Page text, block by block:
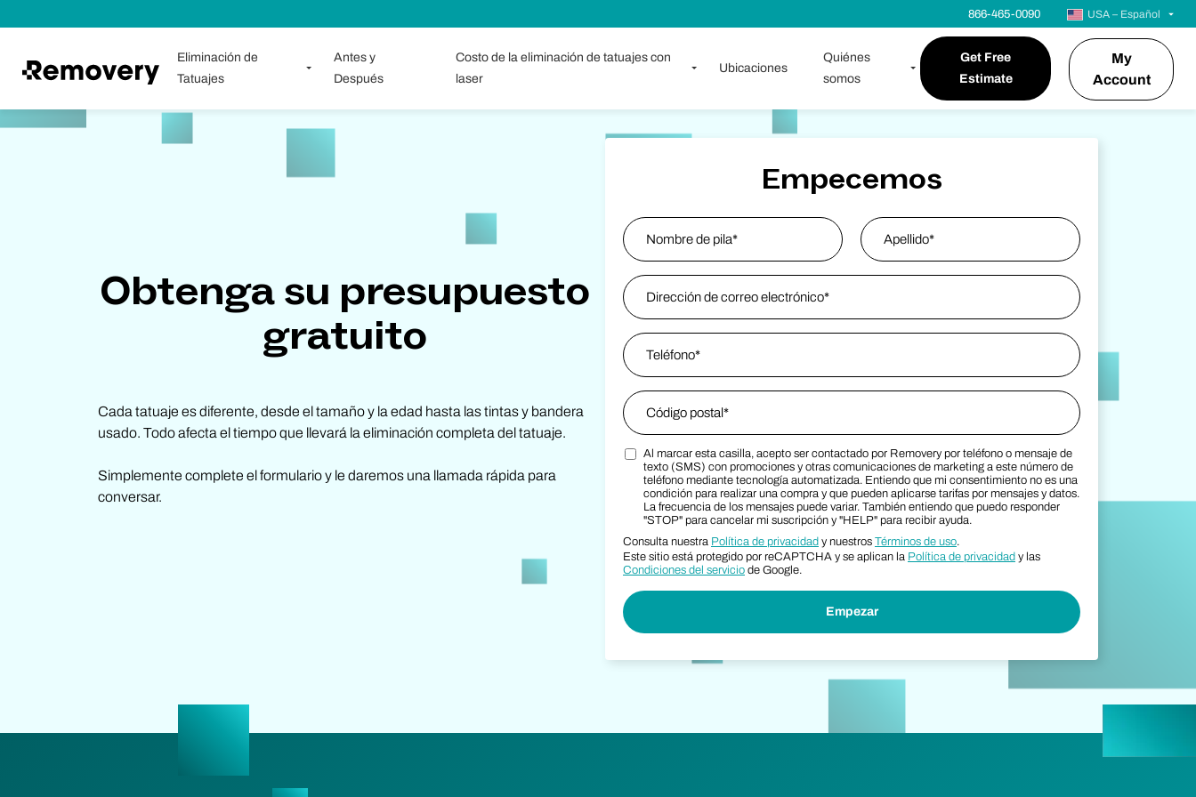
866-465-0090 USA – Español
Eliminación de
Tatuajes
Antes y
Después
Costo de la eliminación de tatuajes con
laser
Ubicaciones
Quiénes
somos
Get Free
Estimate
My
Account
Obtenga su presupuesto
gratuito
Cada tatuaje es diferente, desde el tamaño y la edad hasta las tintas y bandera
usado. Todo afecta el tiempo que llevará la eliminación completa del tatuaje.
Simplemente complete el formulario y le daremos una llamada rápida para
conversar.
Empecemos
Name
Nombre
Email Address
Phone
Zip Code
Zip Code
Marketing SMS Consent Terms
Al marcar esta casilla, acepto ser contactado por Removery por teléfono o mensaje de
texto (SMS) con promociones y otras comunicaciones de marketing a este número de
teléfono mediante tecnología automatizada. Entiendo que mi consentimiento no es una
condición para realizar una compra y que pueden aplicarse tarifas por mensajes y datos.
La frecuencia de los mensajes puede variar. También entiendo que puedo responder
"STOP" para cancelar mi suscripción y "HELP" para recibir ayuda.
Consulta nuestra Política de privacidad y nuestros Términos de uso.
Este sitio está protegido por reCAPTCHA y se aplican la Política de privacidad y las
Condiciones del servicio de Google.